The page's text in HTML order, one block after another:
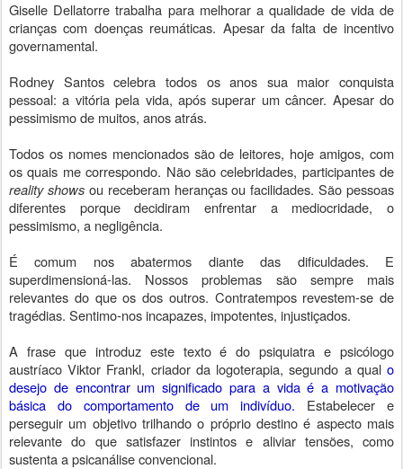
Giselle Dellatorre trabalha para melhorar a qualidade de vida de
crianças com doenças reumáticas. Apesar da falta de incentivo
governamental.
Rodney Santos celebra todos os anos sua maior conquista
pessoal: a vitória pela vida, após superar um câncer. Apesar do
pessimismo de muitos, anos atrás.
Todos os nomes mencionados são de leitores, hoje amigos, com
os quais me correspondo. Não são celebridades, participantes de
reality showsou receberam heranças ou facilidades. São pessoas
diferentes porque decidiram enfrentar a mediocridade, o
pessimismo, a negligência.
É comum nos abatermos diante das dificuldades. E
superdimensioná-las. Nossos problemas são sempre mais
relevantes do que os dos outros. Contratempos revestem-se de
tragédias. Sentimo-nos incapazes, impotentes, injustiçados.
A frase que introduz este texto é do psiquiatra e psicólogo
austríaco Viktor Frankl, criador da logoterapia, segundo a qual o
desejo de encontrar um significado para a vida é a motivação
básica do comportamento de um indivíduo. Estabelecer e
perseguir um objetivo trilhando o próprio destino é aspecto mais
relevante do que satisfazer instintos e aliviar tensões, como
sustenta a psicanálise convencional.